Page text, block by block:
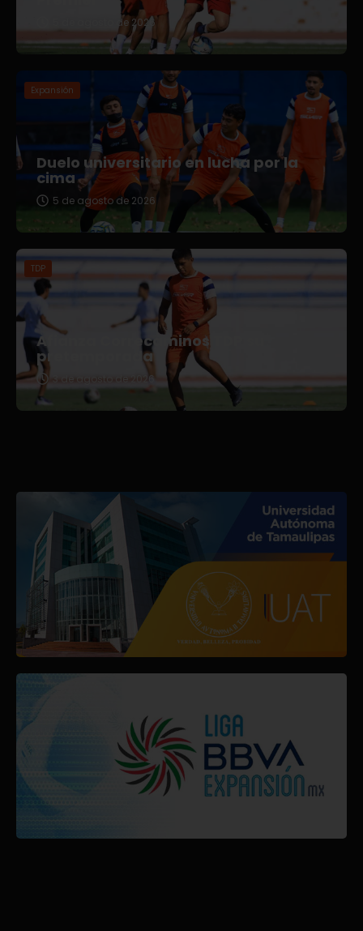
5 de agosto de 2026
Expansión
Duelo universitario en lucha por la
cima
5 de agosto de 2026
TDP
Afianza Correcaminos TDP su
pretemporada
3 de agosto de 2026